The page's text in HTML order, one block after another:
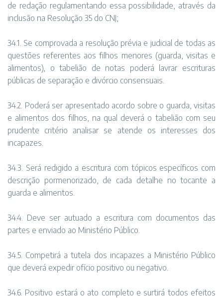
de redação regulamentando essa possibilidade, através da
inclusão na Resolução 35 do CNJ;
34.1. Se comprovada a resolução prévia e judicial de todas as
questões referentes aos filhos menores (guarda, visitas e
alimentos), o tabelião de notas poderá lavrar escrituras
públicas de separação e divórcio consensuais.
34.2. Poderá ser apresentado acordo sobre o guarda, visitas
e alimentos dos filhos, na qual deverá o tabelião com seu
prudente critério analisar se atende os interesses dos
incapazes.
34.3. Será redigido a escritura com tópicos específicos com
descrição pormenorizado, de cada detalhe no tocante a
guarda e alimentos.
34.4. Deve ser autuado a escritura com documentos das
partes e enviado ao Ministério Público.
34.5. Competirá a tutela dos incapazes a Ministério Público
que deverá expedir ofício positivo ou negativo.
34.6. Positivo estará o ato completo e surtirá todos efeitos